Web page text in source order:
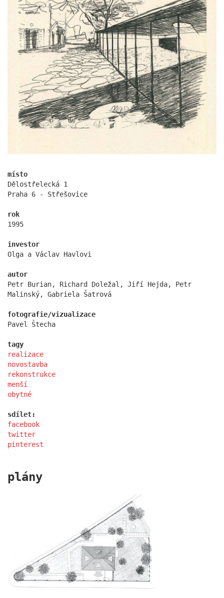
nádraží nymburk
holečkova 26
základní škola komořany
místo
Dělostřelecká 1
Praha 6 - Střešovice
rok
1995
investor
Olga a Václav Havlovi
autor
Petr Burian, Richard Doležal, Jiří Hejda, Petr
Malinský, Gabriela Šatrová
fotografie/vizualizace
Pavel Štecha
tagy
realizace
novostavba
rekonstrukce
menší
obytné
sdílet:
facebook
twitter
pinterest
plány